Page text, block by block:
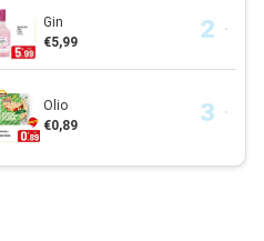
Gin
€5,99
Olio
€0,89